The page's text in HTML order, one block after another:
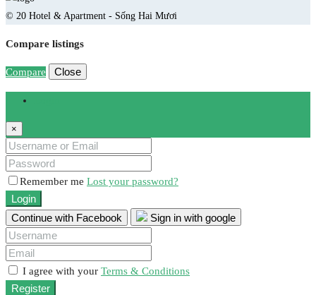
© 20 Hotel & Apartment - Sống Hai Mươi
Compare listings
Compare Close
×
Remember me Lost your password?
Login
Continue with Facebook
Sign in with google
I agree with your Terms & Conditions
Register